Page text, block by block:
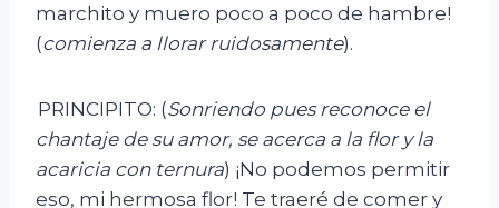
marchito y muero poco a poco de hambre!
(comienza a llorar ruidosamente).
PRINCIPITO: (Sonriendo pues reconoce el
chantaje de su amor, se acerca a la flor y la
acaricia con ternura) ¡No podemos permitir
eso, mi hermosa flor! Te traeré de comer y